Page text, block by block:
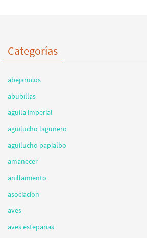
Categorías
abejarucos
abubillas
aguila imperial
aguilucho lagunero
aguilucho papialbo
amanecer
anillamiento
asociacion
aves
aves esteparias